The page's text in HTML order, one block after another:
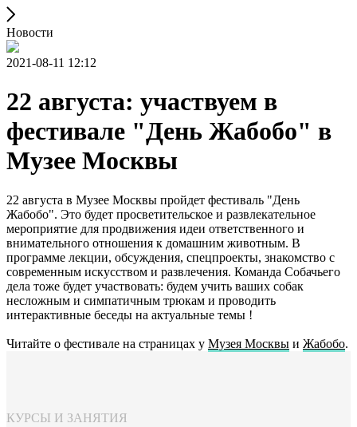
Новости
2021-08-11 12:12
22 августа: участвуем в
фестивале "День Жабобо" в
Музее Москвы
22 августа в Музее Москвы пройдет фестиваль "День
Жабобо". Это будет просветительское и развлекательное
мероприятие для продвижения идеи ответственного и
внимательного отношения к домашним животным. В
программе лекции, обсуждения, спецпроекты, знакомство с
современным искусством и развлечения. Команда Собачьего
дела тоже будет участвовать: будем учить ваших собак
несложным и симпатичным трюкам и проводить
интерактивные беседы на актуальные темы !
Читайте о фестивале на страницах у Музея Москвы и Жабобо.
КУРСЫ И ЗАНЯТИЯ